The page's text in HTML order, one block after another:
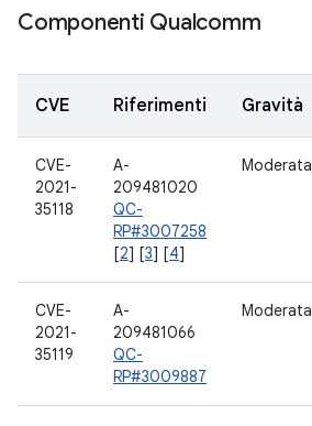
Componenti Qualcomm
CVE Riferimenti Gravità
CVE-
2021-
35118
A-
209481020
QC-
RP#3007258
[2] [3] [4]
Moderata
CVE-
2021-
35119
A-
209481066
QC-
RP#3009887
Moderata